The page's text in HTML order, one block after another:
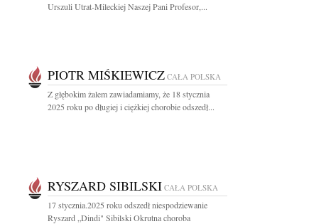
Urszuli Utrat-Mileckiej Naszej Pani Profesor,...
PIOTR MIŚKIEWICZ CAŁA POLSKA
Z głębokim żalem zawiadamiamy, że 18 stycznia
2025 roku po długiej i ciężkiej chorobie odszedł...
RYSZARD SIBILSKI CAŁA POLSKA
17 stycznia.2025 roku odszedł niespodziewanie
Ryszard „Dindi" Sibilski Okrutna choroba